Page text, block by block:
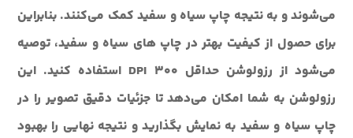
می‌شوند و به نتیجه چاپ سیاه و سفید کمک می‌کنند. بنابراین
برای حصول از کیفیت بهتر در چاپ های سیاه و سفید، توصیه
می‌شود از رزولوشن حداقل 300 DPI استفاده کنید. این
رزولوشن به شما امکان می‌دهد تا جزئیات دقیق تصویر را در
چاپ سیاه و سفید به نمایش بگذارید و نتیجه نهایی را بهبود